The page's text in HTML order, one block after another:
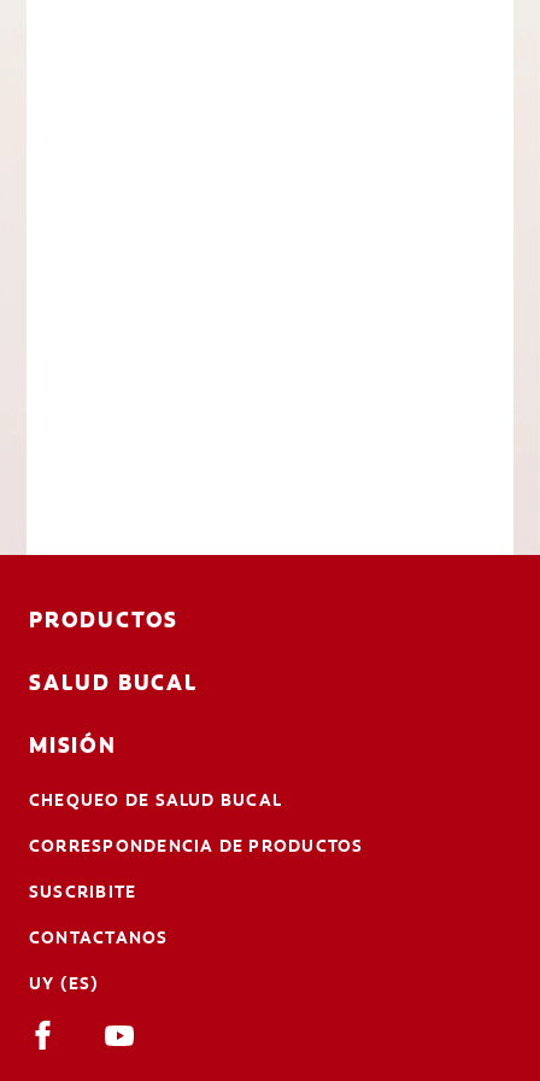
PRODUCTOS
SALUD BUCAL
MISIÓN
CHEQUEO DE SALUD BUCAL
CORRESPONDENCIA DE PRODUCTOS
SUSCRIBITE
CONTACTANOS
UY (ES)